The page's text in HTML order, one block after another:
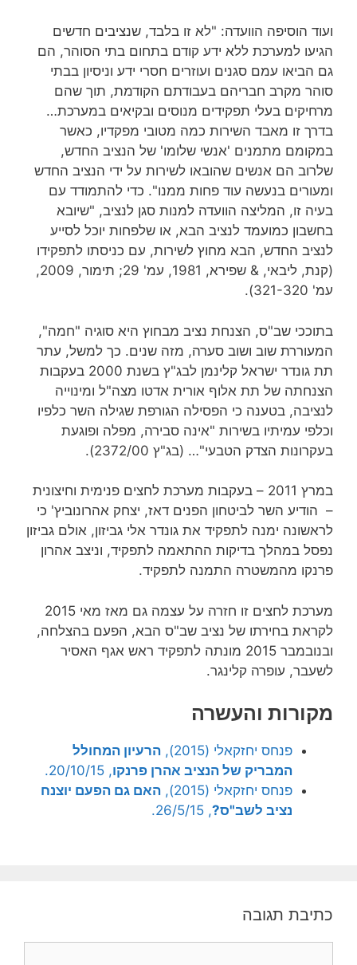
ועוד הוסיפה הוועדה: "לא זו בלבד, שנציבים חדשים
הגיעו למערכת ללא ידע קודם בתחום בתי הסוהר, הם
גם הביאו עמם סגנים ועוזרים חסרי ידע וניסיון בבתי
סוהר מקרב חבריהם בעבודתם הקודמת, תוך שהם
מרחיקים בעלי תפקידים מנוסים ובקיאים במערכת…
בדרך זו מאבד השירות כמה מטובי מפקדיו, כאשר
במקומם מתמנים 'אנשי שלומו' של הנציב החדש,
שלרוב הם אנשים שהובאו לשירות על ידי הנציב החדש
ומעורים בנעשה עוד פחות ממנו". כדי להתמודד עם
בעיה זו, המליצה הוועדה למנות סגן לנציב, "שיובא
בחשבון כמועמד לנציב הבא, או שלפחות יוכל לסייע
לנציב החדש, הבא מחוץ לשירות, עם כניסתו לתפקידו
(קנת, ליבאי, & שפירא, 1981, עמ' 29; תימור, 2009,
עמ' 321-320).
בתוככי שב"ס, הצנחת נציב מבחוץ היא סוגיה "חמה",
המעוררת שוב ושוב סערה, מזה שנים. כך למשל, עתר
תת גונדר ישראל קלינמן לבג"ץ בשנת 2000 בעקבות
הצנחתה של תת אלוף אורית אדטו מצה"ל ומינוייה
לנציבה, בטענה כי הפסילה הגורפת שגילה השר כלפיו
וכלפי עמיתיו בשירות "אינה סבירה, מפלה ופוגעת
בעקרונות הצדק הטבעי"… (בג"ץ 2372/00).
במרץ 2011 – בעקבות מערכת לחצים פנימית וחיצונית
– הודיע השר לביטחון הפנים דאז, יצחק אהרונוביץ' כי
לראשונה ימנה לתפקיד את גונדר אלי גביזון, אולם גביזון
נפסל במהלך בדיקות ההתאמה לתפקיד, וניצב אהרון
פרנקו מהמשטרה התמנה לתפקיד.
מערכת לחצים זו חזרה על עצמה גם מאז מאי 2015
לקראת בחירתו של נציב שב"ס הבא, הפעם בהצלחה,
ובנובמבר 2015 מונתה לתפקיד ראש אגף האסיר
לשעבר, עופרה קלינגר.
מקורות והעשרה
פנחס יחזקאלי (2015),
הרעיון המחולל
המבריק של הנציב אהרן פרנקו, 20/10/15.
פנחס יחזקאלי (2015),
האם גם הפעם יוצנח
נציב לשב"ס?, 26/5/15.
כתיבת תגובה